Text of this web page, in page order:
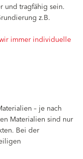
und tragfähig sein.
z.B.
immer individuelle
– je nach
Materialien sind nur
Bei der